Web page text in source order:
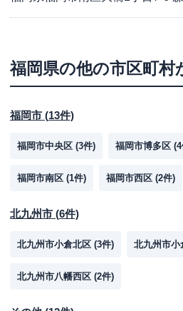
福岡県の他の市区町村
福岡市 (13件)
福岡市中央区 (3件) 福岡市博多区 (4
福岡市南区 (1件) 福岡市西区 (2件)
北九州市 (6件)
北九州市小倉北区 (3件) 北九州市小
北九州市八幡西区 (2件)